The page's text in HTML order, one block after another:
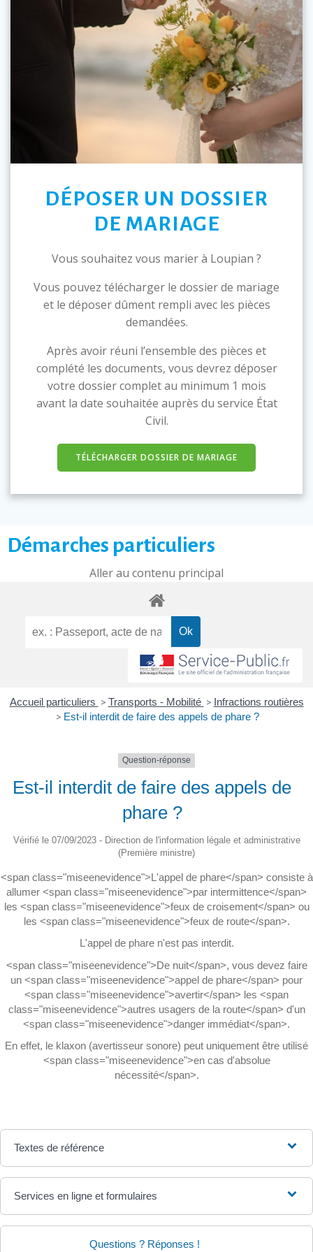
DÉPOSER UN DOSSIER
DE MARIAGE
Vous souhaitez vous marier à Loupian ?
Vous pouvez télécharger le dossier de mariage
et le déposer dûment rempli avec les pièces
demandées.
Après avoir réuni l’ensemble des pièces et
complété les documents, vous devrez déposer
votre dossier complet au minimum 1 mois
avant la date souhaitée auprès du service État
Civil.
TÉLÉCHARGER DOSSIER DE MARIAGE
Démarches particuliers
Aller au contenu principal
Accueil particuliers > Transports - Mobilité > Infractions routières
> Est-il interdit de faire des appels de phare ?
Question-réponse
Est-il interdit de faire des appels de
phare ?
Vérifié le 07/09/2023 - Direction de l'information légale et administrative
(Première ministre)
<span class="miseenevidence">L'appel de phare</span> consiste à
allumer <span class="miseenevidence">par intermittence</span>
les <span class="miseenevidence">feux de croisement</span> ou
les <span class="miseenevidence">feux de route</span>.
L'appel de phare n'est pas interdit.
<span class="miseenevidence">De nuit</span>, vous devez faire
un <span class="miseenevidence">appel de phare</span> pour
<span class="miseenevidence">avertir</span> les <span
class="miseenevidence">autres usagers de la route</span> d'un
<span class="miseenevidence">danger immédiat</span>.
En effet, le klaxon (avertisseur sonore) peut uniquement être utilisé
<span class="miseenevidence">en cas d'absolue
nécessité</span>.
Textes de référence
Services en ligne et formulaires
Questions ? Réponses !